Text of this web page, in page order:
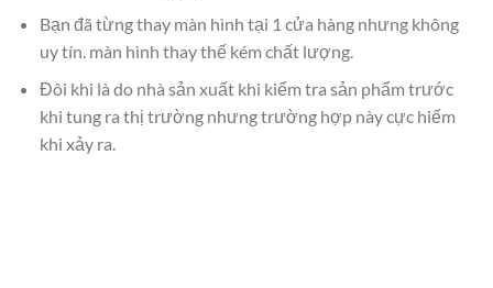
Bạn đã từng thay màn hình tại 1 cửa hàng nhưng không
uy tín. màn hình thay thế kém chất lượng.
Đôi khi là do nhà sản xuất khi kiểm tra sản phẩm trước
khi tung ra thị trường nhưng trường hợp này cực hiếm
khi xảy ra.